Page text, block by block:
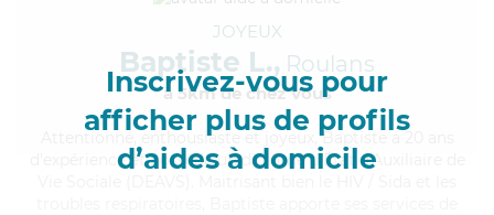
Inscrivez-vous pour
afficher plus de profils
d’aides à domicile
JOYEUX
Baptiste L., Roulans
à 5km de chez Vous
, enthousiaste et joyeux, Baptiste a 20 ans
d'expérience et possède un diplôme d'État d'Auxiliaire de